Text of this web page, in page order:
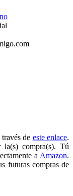
de este enlace.
la(s) compra(s). Tú
a Amazon.
futuras compras de